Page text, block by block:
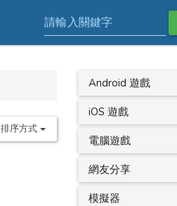
排序方式
Android 遊戲
iOS 遊戲
電腦遊戲
網友分享
模擬器